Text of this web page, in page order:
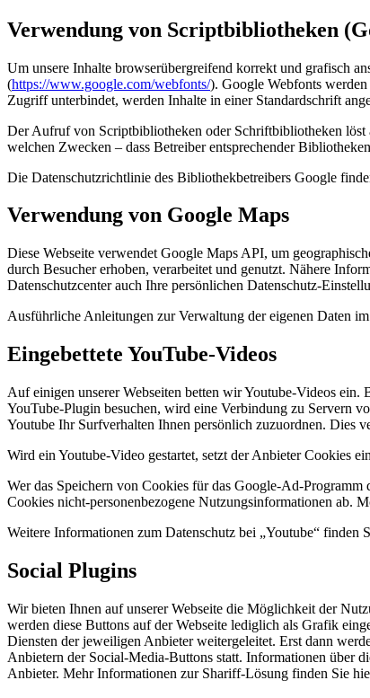
Verwendung von Scriptbibliotheken
Um unsere Inhalte browserübergreifend korrekt und grafisch
(https://www.google.com/webfonts/). Google Webfonts
Zugriff unterbindet, werden Inhalte in einer Standardschrift
Der Aufruf von Scriptbibliotheken oder Schriftbibliotheken löst
welchen Zwecken – dass Betreiber entsprechender
Die Datenschutzrichtlinie des Bibliothekbetreibers Google
Verwendung von Google Maps
Diese Webseite verwendet Google Maps API, um
durch Besucher erhoben, verarbeitet und genutzt. Nähere
Datenschutzcenter auch Ihre persönlichen Datenschutz-
Ausführliche Anleitungen zur Verwaltung der eigenen Daten
Eingebettete YouTube-Videos
Auf einigen unserer Webseiten betten wir Youtube-Videos
YouTube-Plugin besuchen, wird eine Verbindung zu Servern
Youtube Ihr Surfverhalten Ihnen persönlich zuzuordnen. Dies
Wird ein Youtube-Video gestartet, setzt der Anbieter Cookies
Wer das Speichern von Cookies für das Google-Ad-
Cookies nicht-personenbezogene Nutzungsinformationen ab.
Weitere Informationen zum Datenschutz bei „Youtube“ finden
Social Plugins
Wir bieten Ihnen auf unserer Webseite die Möglichkeit der
werden diese Buttons auf der Webseite lediglich als Grafik
Diensten der jeweiligen Anbieter weitergeleitet. Erst dann
Anbietern der Social-Media-Buttons statt. Informationen über
Anbieter. Mehr Informationen zur Shariff-Lösung finden Sie